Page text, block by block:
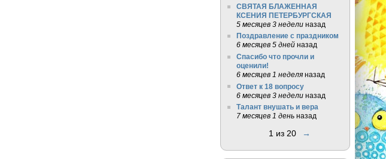
СВЯТАЯ БЛАЖЕННАЯ
КСЕНИЯ ПЕТЕРБУРГСКАЯ
5 месяцев 3 неделиназад
Поздравление с праздником
6 месяцев 5 днейназад
Спасибо что прочли и
оценили!
6 месяцев 1 неделяназад
Ответ к 18 вопросу
6 месяцев 3 неделиназад
Талант внушать и вера
7 месяцев 1 деньназад
1 из 20 →